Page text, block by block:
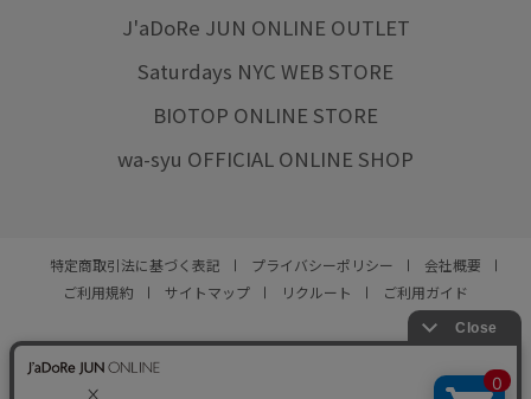
J'aDoRe JUN ONLINE OUTLET
Saturdays NYC WEB STORE
BIOTOP ONLINE STORE
wa-syu OFFICIAL ONLINE SHOP
特定商取引法に基づく表記 プライバシーポリシー
会社概要
ご利用規約
サイトマップ リクルート ご利用ガイド